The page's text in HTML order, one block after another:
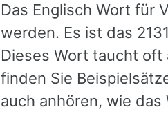
Das Englisch Wort für
werden. Es ist das
Dieses Wort taucht
finden Sie
auch anhören, wie